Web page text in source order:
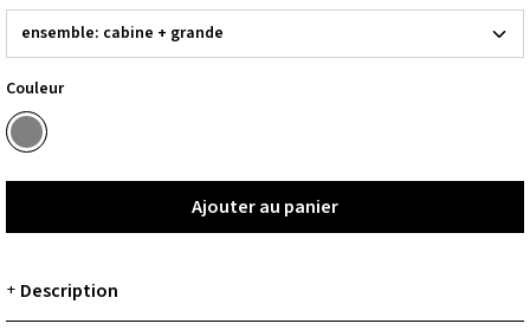
Couleur
Ajouter au panier
Ajouter au panier
+ Description